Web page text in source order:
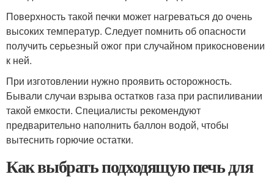
Поверхность такой печки может нагреваться до очень
высоких температур. Следует помнить об опасности
получить серьезный ожог при случайном прикосновении
к ней.
При изготовлении нужно проявить осторожность.
Бывали случаи взрыва остатков газа при распиливании
такой емкости. Специалисты рекомендуют
предварительно наполнить баллон водой, чтобы
вытеснить горючие остатки.
Как выбрать подходящую печь для